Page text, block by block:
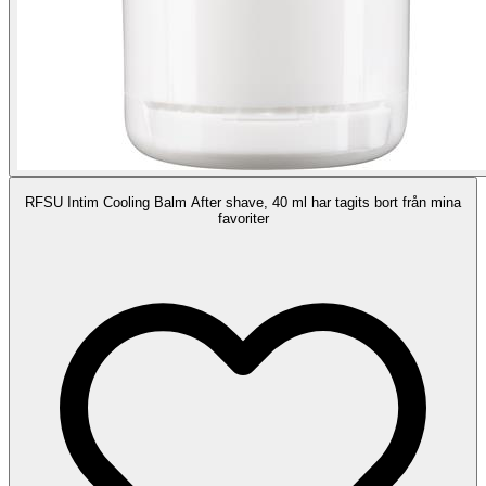
RFSU Intim Cooling Balm After shave, 40 ml har tagits bort från mina
favoriter